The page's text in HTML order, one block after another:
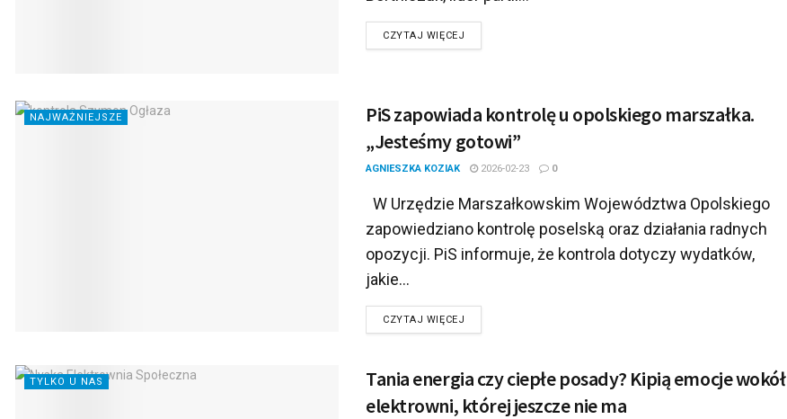
CZYTAJ WIĘCEJ
NAJWAŻNIEJSZE
PiS zapowiada kontrolę u opolskiego marszałka.
„Jesteśmy gotowi”
AGNIESZKA KOZIAK 2026-02-23 0
W Urzędzie Marszałkowskim Województwa Opolskiego
zapowiedziano kontrolę poselską oraz działania radnych
opozycji. PiS informuje, że kontrola dotyczy wydatków,
jakie...
CZYTAJ WIĘCEJ
TYLKO U NAS
Tania energia czy ciepłe posady? Kipią emocje wokół
elektrowni, której jeszcze nie ma